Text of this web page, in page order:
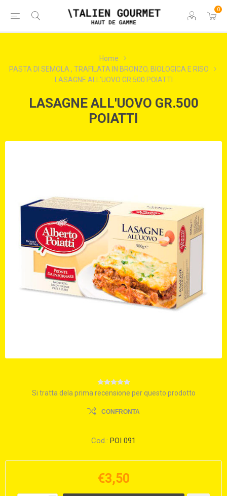
0
Home
PASTA DI SEMOLA , TRAFILATA IN BRONZO, BIOLOGICA E RISO
LASAGNE ALL'UOVO GR.500 POIATTI
LASAGNE ALL'UOVO GR.500
POIATTI
Si tratta dela prima recensione per questo prodotto
CONFRONTA
Cod.: POI 091
€3,50